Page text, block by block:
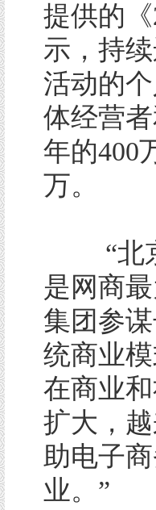
提供的
示，持
活动的
体经营
年的400
万。
“北京
是网商
集团参
统商业
在商业
扩大，
助电子
业。”